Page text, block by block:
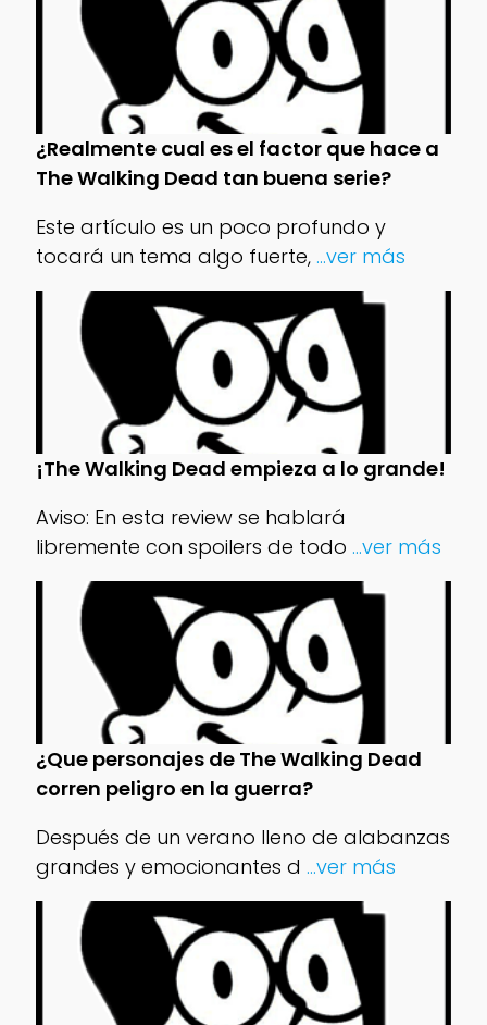
¿Realmente cual es el factor que hace a
The Walking Dead tan buena serie?
Este artículo es un poco profundo y
tocará un tema algo fuerte, ...ver más
¡The Walking Dead empieza a lo grande!
Aviso: En esta review se hablará
libremente con spoilers de todo ...ver más
¿Que personajes de The Walking Dead
corren peligro en la guerra?
Después de un verano lleno de alabanzas
grandes y emocionantes d ...ver más